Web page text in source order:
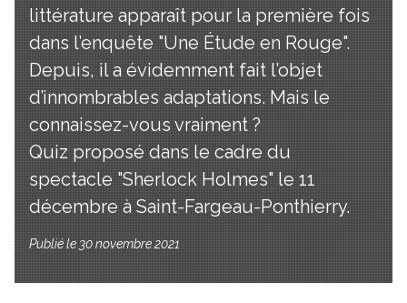
littérature apparaît pour la première fois
dans l’enquête "Une Étude en Rouge".
Depuis, il a évidemment fait l’objet
d’innombrables adaptations. Mais le
connaissez-vous vraiment ?
Quiz proposé dans le cadre du
spectacle "Sherlock Holmes" le 11
décembre à Saint-Fargeau-Ponthierry.
Publié le 30 novembre 2021